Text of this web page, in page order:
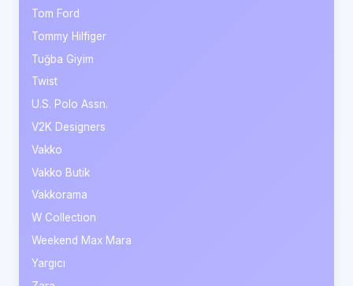
Tom Ford
Tommy Hilfiger
Tuğba Giyim
Twist
U.S. Polo Assn.
V2K Designers
Vakko
Vakko Butik
Vakkorama
W Collection
Weekend Max Mara
Yargıcı